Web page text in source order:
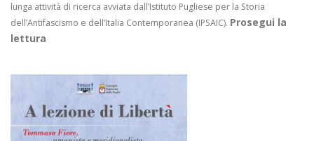
lunga attività di ricerca avviata dall’Istituto Pugliese per la Storia
dell’Antifascismo e dell’Italia Contemporanea (IPSAIC). Prosegui la
lettura